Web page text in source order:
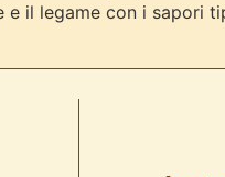
il legame con i sapori